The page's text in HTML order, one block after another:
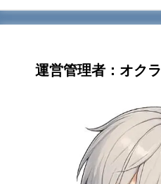
運営管理者：オクラ